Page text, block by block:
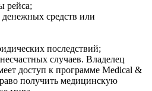
рейса;
средств или
последствий;
случаев. Владелец
доступ к программе Medical &
получить медицинскую